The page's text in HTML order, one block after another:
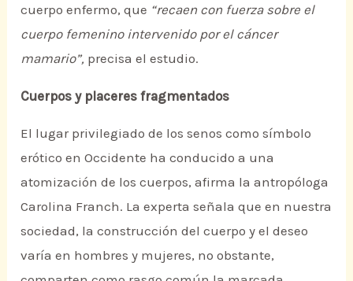
cuerpo enfermo, que “recaen con fuerza sobre el
cuerpo femenino intervenido por el cáncer
mamario”, precisa el estudio.
Cuerpos y placeres fragmentados
El lugar privilegiado de los senos como símbolo
erótico en Occidente ha conducido a una
atomización de los cuerpos, afirma la antropóloga
Carolina Franch. La experta señala que en nuestra
sociedad, la construcción del cuerpo y el deseo
varía en hombres y mujeres, no obstante,